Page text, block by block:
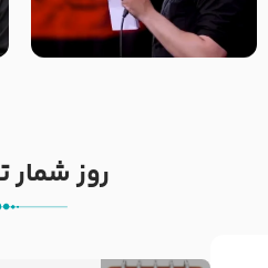
تک ، عبّاس، صاحب دل‌هاست –
حاج حنیف طاهری – عزاداری شب
روز شمار